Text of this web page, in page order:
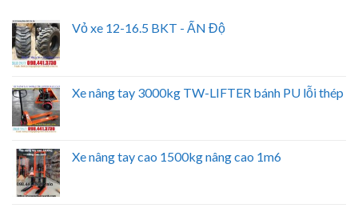
Vỏ xe 12-16.5 BKT - ẤN Độ
Xe nâng tay 3000kg TW-LIFTER bánh PU lỗi thép
Xe nâng tay cao 1500kg nâng cao 1m6